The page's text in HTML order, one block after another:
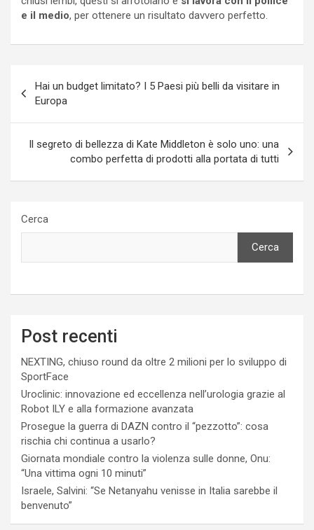
e il medio, per ottenere un risultato davvero perfetto.
articoli
Hai un budget limitato? I 5 Paesi più belli da visitare in
Europa
Il segreto di bellezza di Kate Middleton è solo uno: una
combo perfetta di prodotti alla portata di tutti
Cerca
Cerca
Post recenti
NEXTING, chiuso round da oltre 2 milioni per lo sviluppo di
SportFace
Uroclinic: innovazione ed eccellenza nell’urologia grazie al
Robot ILY e alla formazione avanzata
Prosegue la guerra di DAZN contro il “pezzotto”: cosa
rischia chi continua a usarlo?
Giornata mondiale contro la violenza sulle donne, Onu:
“Una vittima ogni 10 minuti”
Israele, Salvini: “Se Netanyahu venisse in Italia sarebbe il
benvenuto”